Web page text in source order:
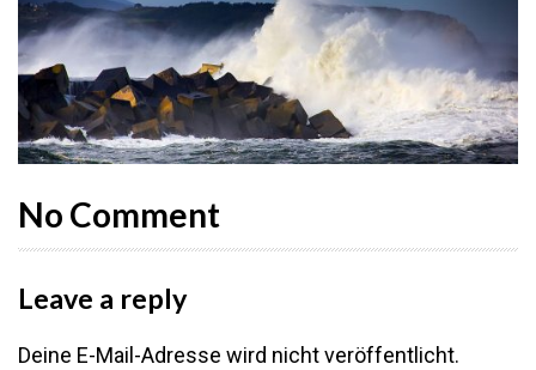
No Comment
Leave a reply
Deine E-Mail-Adresse wird nicht veröffentlicht.